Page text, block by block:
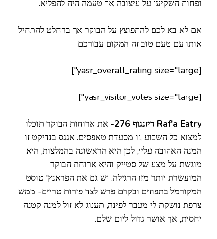
ופחות השקיעו על עיצובה אך טעמה היה להפליא.
אם לא בא לכם להתפוצץ על הבוקר אך בהחלט להתחיל
אותו עם טעם טוב זה המקום עבורכם.
[yasr_overall_rating size="large"]
[yasr_visitor_votes size="large"]
Raf'a Eatry דיזנגוף 276-
את ארוחות הבוקר תוכלו
למצוא כל השבוע ,זו מסעדת טאפסים. אגגס בנדיקט זו
המנה האהובה עליי, לכן היא הראשונה בהמלצות, היא
מוגשת על מצע של סטייק והיא ארוחת הבוקר
המועשרת יותר מזו הרגילה. יש גם את הפראנץ' טוסט
המקורמל בתפוזים ובקרם פרש לצד פירות טריים- ממש
צרפת נושקת לי מעבר לפינה, תענוג לא זול למנה קטנה
יחסית, אך אושר גדול ליום שלם.